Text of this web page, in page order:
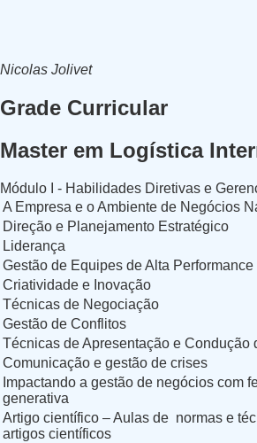
Nicolas Jolivet
Grade Curricular
Master em Logística
Módulo I - Habilidades Diretivas e
A Empresa e o Ambiente de Negócios
Direção e Planejamento Estratégico
Liderança
Gestão de Equipes de Alta Performance
Criatividade e Inovação
Técnicas de Negociação
Gestão de Conflitos
Técnicas de Apresentação e Condução
Comunicação e gestão de crises
Impactando a gestão de negócios com
generativa
Artigo científico – Aulas de normas e
artigos científicos